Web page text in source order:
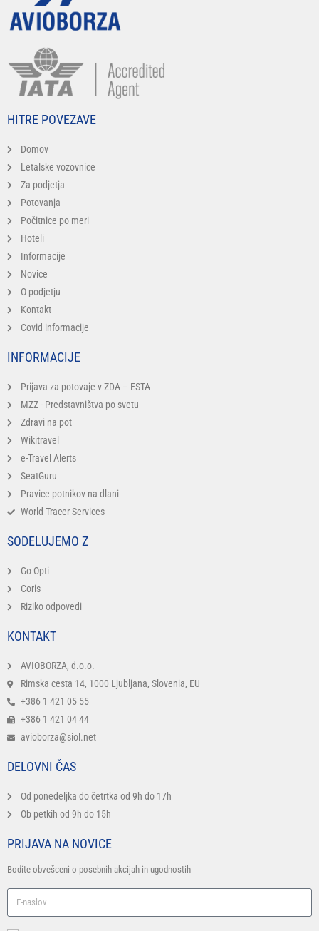
HITRE POVEZAVE
Domov
Letalske vozovnice
Za podjetja
Potovanja
Počitnice po meri
Hoteli
Informacije
Novice
O podjetju
Kontakt
Covid informacije
INFORMACIJE
Prijava za potovaje v ZDA – ESTA
MZZ - Predstavništva po svetu
Zdravi na pot
Wikitravel
e-Travel Alerts
SeatGuru
Pravice potnikov na dlani
World Tracer Services
SODELUJEMO Z
Go Opti
Coris
Riziko odpovedi
KONTAKT
AVIOBORZA, d.o.o.
Rimska cesta 14, 1000 Ljubljana, Slovenia, EU
+386 1 421 05 55
+386 1 421 04 44
avioborza@siol.net
DELOVNI ČAS
Od ponedeljka do četrtka od 9h do 17h
Ob petkih od 9h do 15h
PRIJAVA NA NOVICE
Bodite obvešceni o posebnih akcijah in ugodnostih